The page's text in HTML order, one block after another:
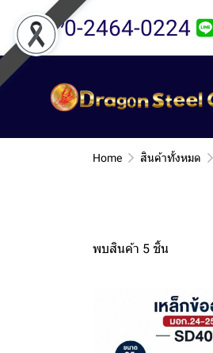
0-2464-0224
Home สินค้าทั้งหมด
พบสินค้า 5 ชิ้น